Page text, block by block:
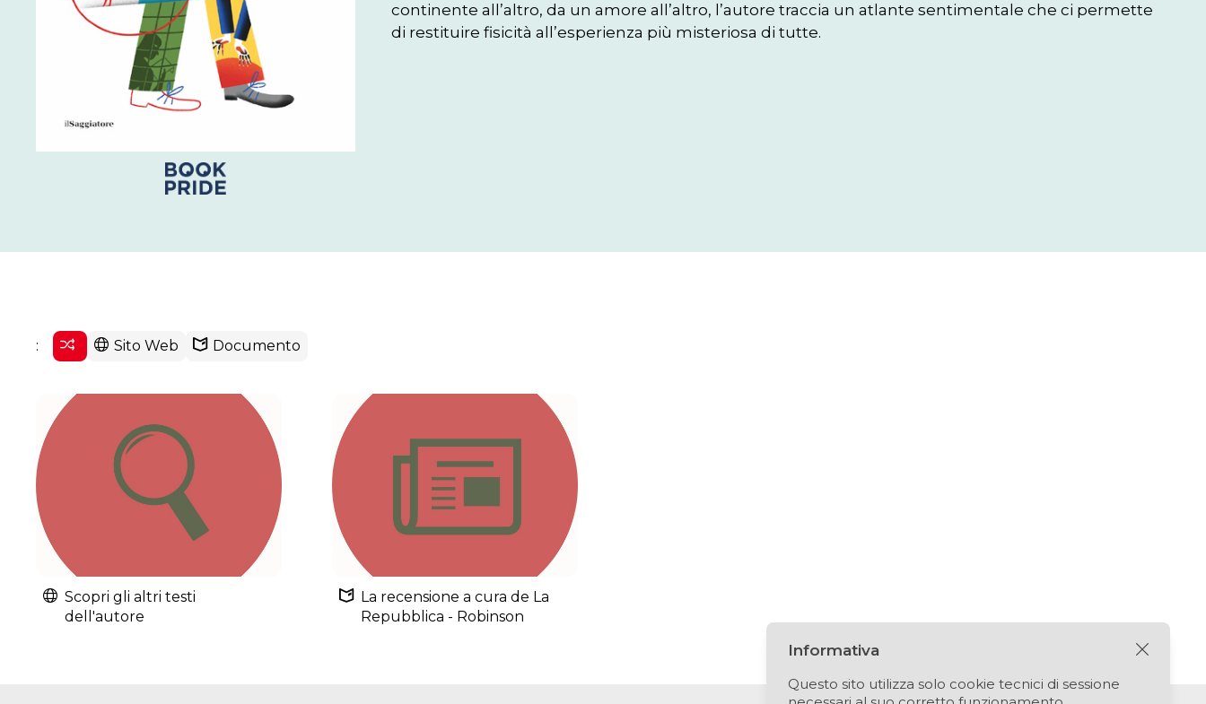
continente all’altro, da un amore all’altro, l’autore traccia un atlante sentimentale che ci permette
di restituire fisicità all’esperienza più misteriosa di tutte.
: Sito Web Documento
Scopri gli altri testi
dell'autore
La recensione a cura de La
Repubblica - Robinson
Informativa
Questo sito utilizza solo cookie tecnici di sessione